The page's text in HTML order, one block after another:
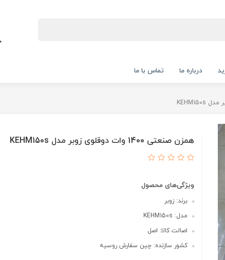
درباره ما تماس با ما
همزن صنعتی 1400 وات دوقلوی زوبر مدل KEHM150s
ویژگی‌های محصول
برند: زوبر
مدل: KEHM150s
اصالت کالا: اصل
کشور سازنده: چین سفارش روسیه